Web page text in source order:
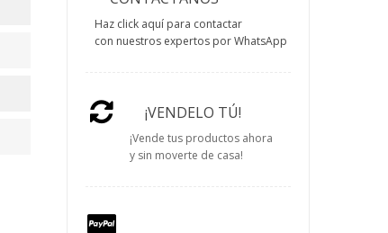
Haz click aquí para contactar
con nuestros expertos por WhatsApp
¡VENDELO TÚ!
¡Vende tus productos ahora
y sin moverte de casa!